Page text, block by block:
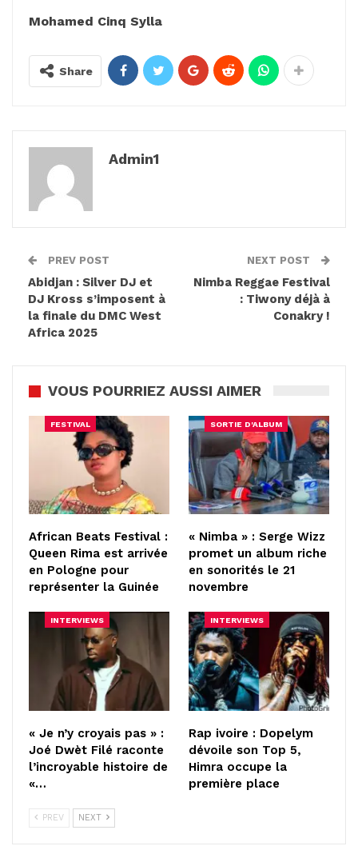
Mohamed Cinq Sylla
Share
Admin1
PREV POST
Abidjan : Silver DJ et
DJ Kross s’imposent à
la finale du DMC West
Africa 2025
NEXT POST
Nimba Reggae Festival
: Tiwony déjà à
Conakry !
VOUS POURRIEZ AUSSI AIMER
FESTIVAL
African Beats Festival :
Queen Rima est arrivée
en Pologne pour
représenter la Guinée
SORTIE D'ALBUM
« Nimba » : Serge Wizz
promet un album riche
en sonorités le 21
novembre
INTERVIEWS
« Je n’y croyais pas » :
Joé Dwèt Filé raconte
l’incroyable histoire de
«…
INTERVIEWS
Rap ivoire : Dopelym
dévoile son Top 5,
Himra occupe la
première place
PREV NEXT